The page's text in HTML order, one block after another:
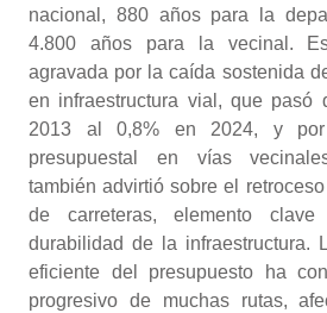
nacional, 880 años para la
4.800 años para la vecinal.
agravada por la caída sostenida
en infraestructura vial, que pasó
2013 al 0,8% en 2024, y
presupuestal en vías
también advirtió sobre el
de carreteras, elemento
durabilidad de la infraestructura.
eficiente del presupuesto ha
progresivo de muchas rutas,